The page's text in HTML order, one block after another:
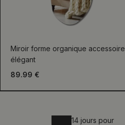
Miroir forme organique accessoire
élégant
89.99 €
14 jours pour